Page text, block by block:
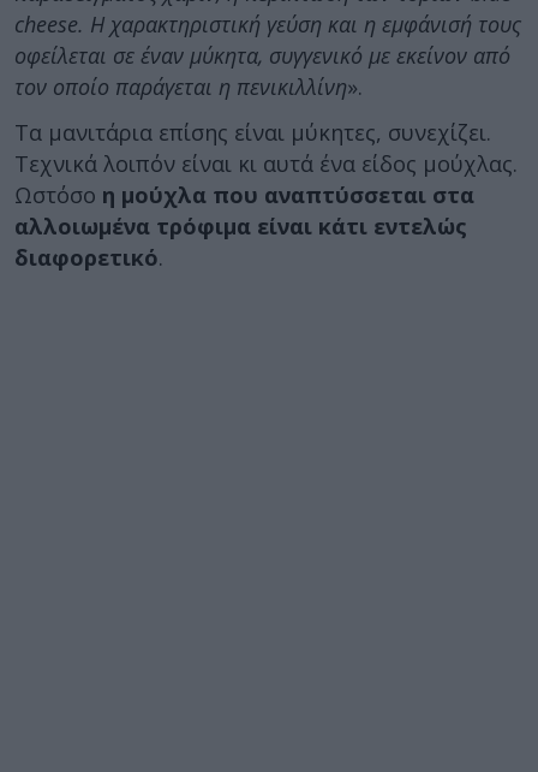
cheese. Η χαρακτηριστική γεύση και η εμφάνισή τους
οφείλεται σε έναν μύκητα, συγγενικό με εκείνον από
τον οποίο παράγεται η πενικιλλίνη».
Τα μανιτάρια επίσης είναι μύκητες, συνεχίζει.
Τεχνικά λοιπόν είναι κι αυτά ένα είδος μούχλας.
Ωστόσο η μούχλα που αναπτύσσεται στα
αλλοιωμένα τρόφιμα είναι κάτι εντελώς
διαφορετικό.